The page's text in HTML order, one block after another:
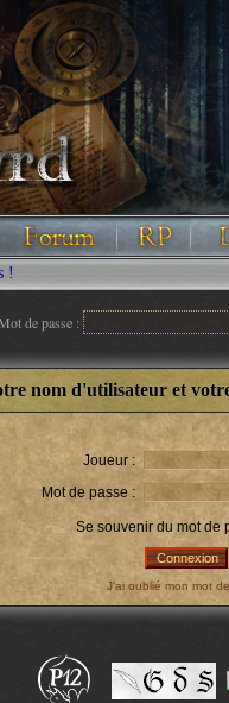
de passe :
nom d'utilisateur et
Joueur :
Mot de passe :
Se souvenir du mot de
J'ai oublié mon mot